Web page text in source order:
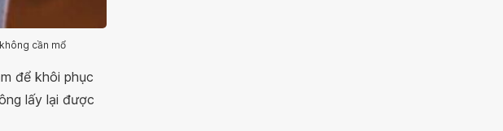
cần mổ
để khôi phục
lấy lại được